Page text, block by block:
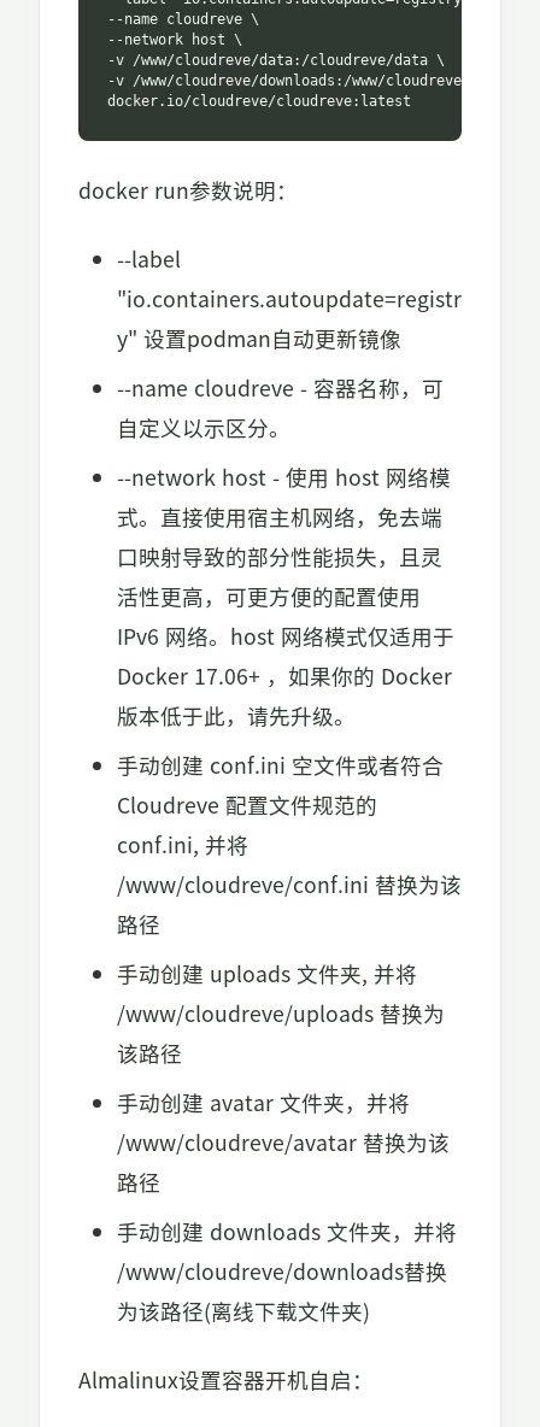
--name cloudreve \
--network host \
-v /www/cloudreve/data:/cloudreve/data \
-v /www/cloudreve/downloads:/www/cloudreve/
docker.io/cloudreve/cloudreve:latest
docker run参数说明：
--label
"io.containers.autoupdate=registr
y" 设置podman自动更新镜像
--name cloudreve - 容器名称，可
自定义以示区分。
--network host - 使用 host 网络模
式。直接使用宿主机网络，免去端
口映射导致的部分性能损失，且灵
活性更高，可更方便的配置使用
IPv6 网络。host 网络模式仅适用于
Docker 17.06+ ，如果你的 Docker
版本低于此，请先升级。
手动创建 conf.ini 空文件或者符合
Cloudreve 配置文件规范的
conf.ini, 并将
/www/cloudreve/conf.ini 替换为该
路径
手动创建 uploads 文件夹, 并将
/www/cloudreve/uploads 替换为
该路径
手动创建 avatar 文件夹，并将
/www/cloudreve/avatar 替换为该
路径
手动创建 downloads 文件夹，并将
/www/cloudreve/downloads替换
为该路径(离线下载文件夹)
Almalinux设置容器开机自启：